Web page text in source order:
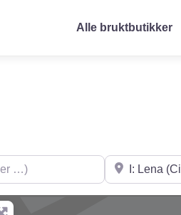
Alle bruktbutikker
Søk i nærheten